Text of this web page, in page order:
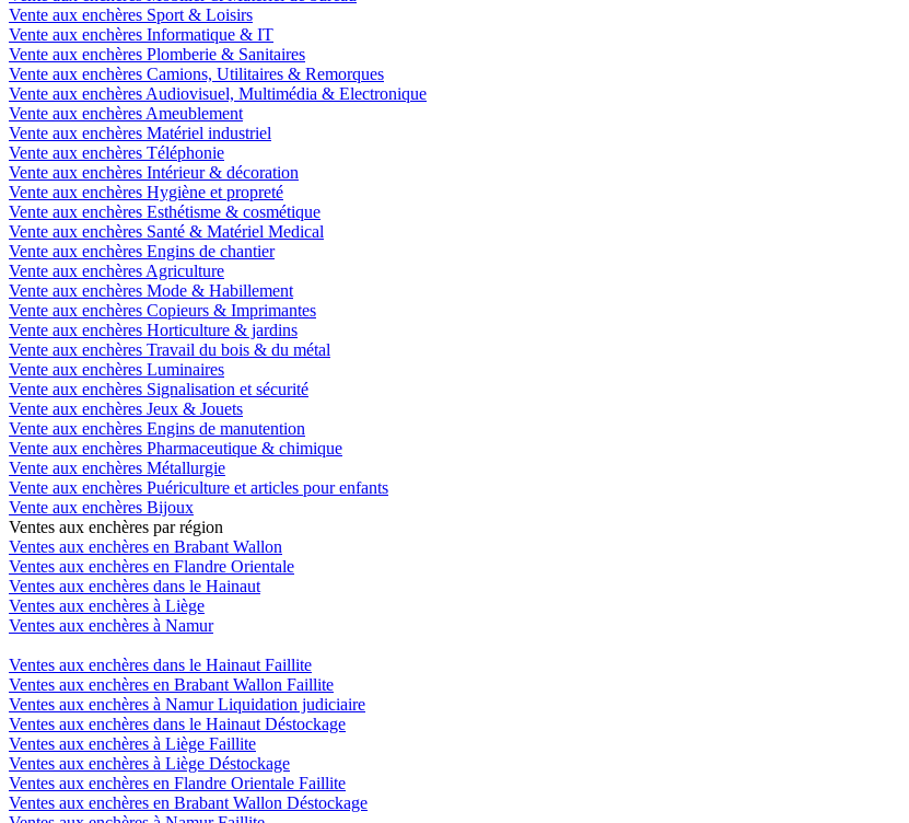
Vente aux enchères Sport & Loisirs
Vente aux enchères Informatique & IT
Vente aux enchères Plomberie & Sanitaires
Vente aux enchères Camions, Utilitaires & Remorques
Vente aux enchères Audiovisuel, Multimédia & Electronique
Vente aux enchères Ameublement
Vente aux enchères Matériel industriel
Vente aux enchères Téléphonie
Vente aux enchères Intérieur & décoration
Vente aux enchères Hygiène et propreté
Vente aux enchères Esthétisme & cosmétique
Vente aux enchères Santé & Matériel Medical
Vente aux enchères Engins de chantier
Vente aux enchères Agriculture
Vente aux enchères Mode & Habillement
Vente aux enchères Copieurs & Imprimantes
Vente aux enchères Horticulture & jardins
Vente aux enchères Travail du bois & du métal
Vente aux enchères Luminaires
Vente aux enchères Signalisation et sécurité
Vente aux enchères Jeux & Jouets
Vente aux enchères Engins de manutention
Vente aux enchères Pharmaceutique & chimique
Vente aux enchères Métallurgie
Vente aux enchères Puériculture et articles pour enfants
Vente aux enchères Bijoux
Ventes aux enchères par région
Ventes aux enchères en Brabant Wallon
Ventes aux enchères en Flandre Orientale
Ventes aux enchères dans le Hainaut
Ventes aux enchères à Liège
Ventes aux enchères à Namur
Ventes aux enchères dans le Hainaut Faillite
Ventes aux enchères en Brabant Wallon Faillite
Ventes aux enchères à Namur Liquidation judiciaire
Ventes aux enchères dans le Hainaut Déstockage
Ventes aux enchères à Liège Faillite
Ventes aux enchères à Liège Déstockage
Ventes aux enchères en Flandre Orientale Faillite
Ventes aux enchères en Brabant Wallon Déstockage